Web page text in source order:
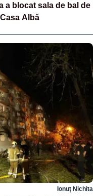
a blocat sala de bal de
Albă
Ionuț Nichita